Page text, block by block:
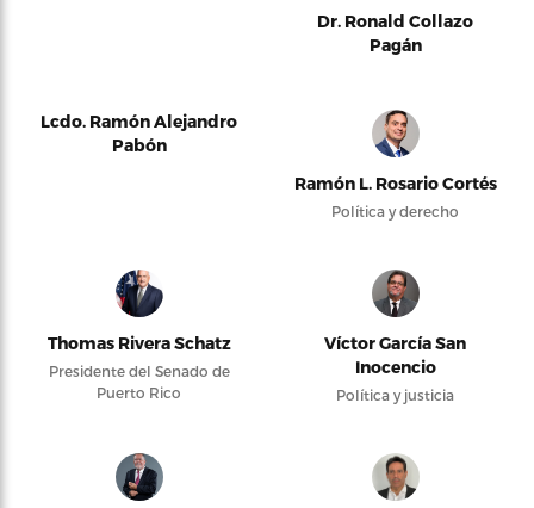
Dr. Ronald Collazo
Pagán
Lcdo. Ramón Alejandro
Pabón
Ramón L. Rosario Cortés
Política y derecho
Thomas Rivera Schatz
Presidente del Senado de
Puerto Rico
Víctor García San
Inocencio
Política y justicia